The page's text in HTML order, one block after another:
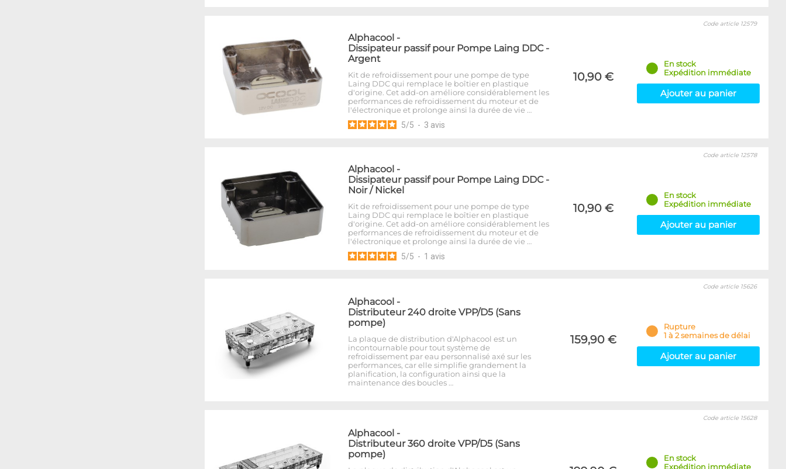
Alphacool -
Dissipateur passif pour Pompe Laing DDC -
Argent
Kit de refroidissement pour une pompe de type
Laing DDC qui remplace le boîtier en plastique
d'origine. Cet add-on améliore considérablement les
performances de refroidissement du moteur et de
l'électronique et prolonge ainsi la durée de vie …
5/5 - 3 avis
10,90 €
Code article 12579
En stock
Expédition immédiate
Ajouter au panier
Alphacool -
Dissipateur passif pour Pompe Laing DDC -
Noir / Nickel
Kit de refroidissement pour une pompe de type
Laing DDC qui remplace le boîtier en plastique
d'origine. Cet add-on améliore considérablement les
performances de refroidissement du moteur et de
l'électronique et prolonge ainsi la durée de vie …
5/5 - 1 avis
10,90 €
Code article 12578
En stock
Expédition immédiate
Ajouter au panier
Alphacool -
Distributeur 240 droite VPP/D5 (Sans
pompe)
La plaque de distribution d'Alphacool est un
incontournable pour tout système de
refroidissement par eau personnalisé axé sur les
performances, car elle simplifie grandement la
planification, la configuration ainsi que la
maintenance des boucles …
159,90 €
Code article 15626
Rupture
1 à 2 semaines de délai
Ajouter au panier
Alphacool -
Distributeur 360 droite VPP/D5 (Sans
pompe)
Code article 15628
En stock
Expédition immédiate